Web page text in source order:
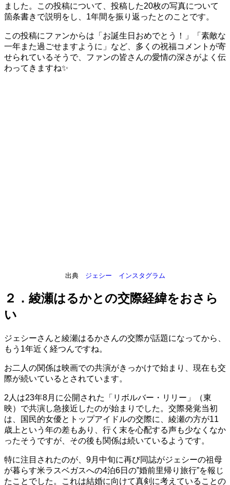
ました。この投稿について、投稿した20枚の写真について
箇条書きで説明をし、1年間を振り返ったとのことです。
この投稿にファンからは「お誕生日おめでとう！」「素敵な
一年また過ごせますように」など、多くの祝福コメントが寄
せられているそうで、ファンの皆さんの愛情の深さがよく伝
わってきますね✨
出典 ジェシー インスタグラム
２．綾瀬はるかとの交際経緯をおさら
い
ジェシーさんと綾瀬はるかさんの交際が話題になってから、
もう1年近く経つんですね。
お二人の関係は映画での共演がきっかけで始まり、現在も交
際が続いているとされています。
2人は23年8月に公開された「リボルバー・リリー」（東
映）で共演し急接近したのが始まりでした。交際発覚当初
は、国民的女優とトップアイドルの交際に、綾瀬の方が11
歳上という年の差もあり、行く末を心配する声も少なくなか
ったそうですが、その後も関係は続いているようです。
特に注目されたのが、9月中旬に再び同誌がジェシーの祖母
が暮らす米ラスベガスへの4泊6日の”婚前里帰り旅行”を報じ
たことでした。これは結婚に向けて真剣に考えていることの